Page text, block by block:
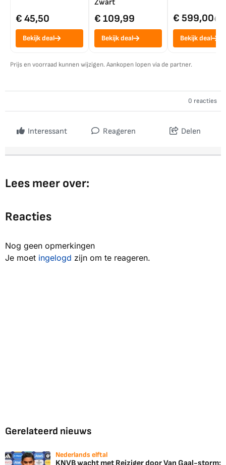
€ 45,50
Bekijk deal
Zwart
€ 109,99
Bekijk deal
€ 599,00€
Bekijk deal
Prijs en voorraad kunnen wijzigen. Aankopen lopen via de partner.
0 reacties
Interessant Reageren Delen
Lees meer over:
Reacties
Nog geen opmerkingen
Je moet ingelogd zijn om te reageren.
Gerelateerd nieuws
Nederlands elftal